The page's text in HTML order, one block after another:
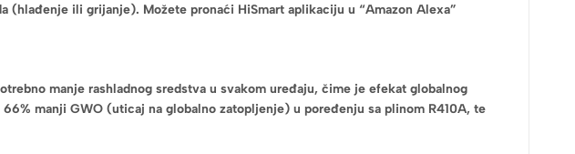
ili grijanje). Možete pronaći HiSmart aplikaciju u “Amazon Alexa”
manje rashladnog sredstva u svakom uređaju, čime je efekat globalnog
manji GWO (uticaj na globalno zatopljenje) u poređenju sa plinom R410A, te